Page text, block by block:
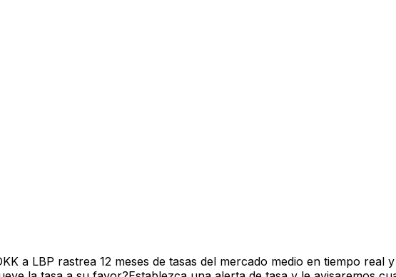
a LBP rastrea 12 meses de tasas del mercado medio en tiempo real